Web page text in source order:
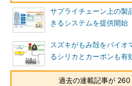
サプライチェーン上の製
きるシステムを提供開始
スズキがもみ殻をバイオ
るシリカとカーボンも有
過去の連載記事が 260